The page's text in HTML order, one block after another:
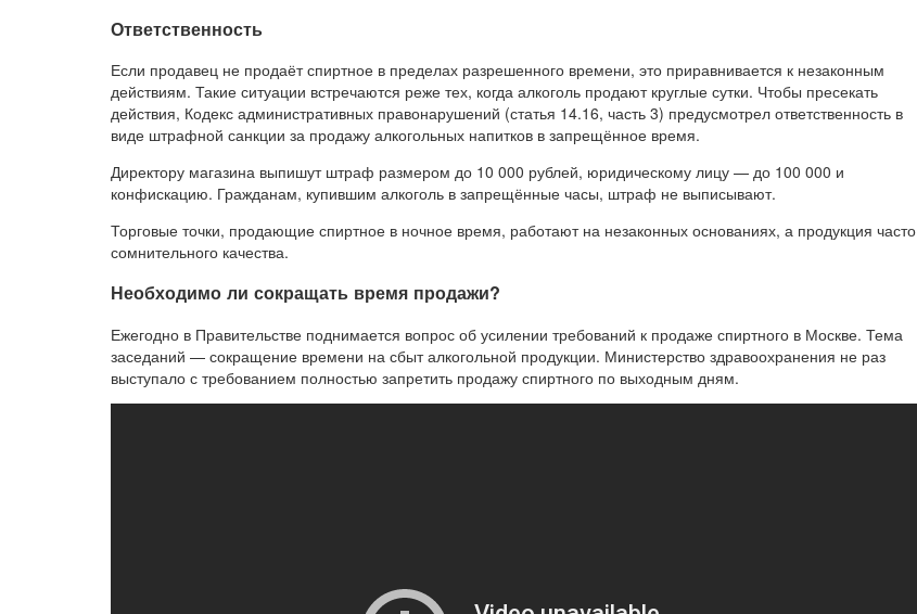
Ответственность
Если продавец не продаёт спиртное в пределах разрешенного времени, это приравнивается к незаконным
действиям. Такие ситуации встречаются реже тех, когда алкоголь продают круглые сутки. Чтобы пресекать
действия, Кодекс административных правонарушений (статья 14.16, часть 3) предусмотрел ответственность в
виде штрафной санкции за продажу алкогольных напитков в запрещённое время.
Директору магазина выпишут штраф размером до 10 000 рублей, юридическому лицу — до 100 000 и
конфискацию. Гражданам, купившим алкоголь в запрещённые часы, штраф не выписывают.
Торговые точки, продающие спиртное в ночное время, работают на незаконных основаниях, а продукция часто
сомнительного качества.
Необходимо ли сокращать время продажи?
Ежегодно в Правительстве поднимается вопрос об усилении требований к продаже спиртного в Москве. Тема
заседаний — сокращение времени на сбыт алкогольной продукции. Министерство здравоохранения не раз
выступало с требованием полностью запретить продажу спиртного по выходным дням.